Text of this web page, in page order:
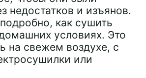
недостатков и изъянов.
как сушить
условиях. Это
на свежем воздухе, с
или